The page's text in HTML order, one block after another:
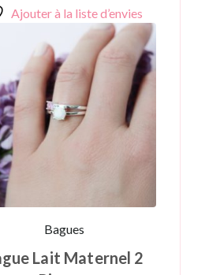
Ajouter à la liste d’envies
Bagues
Lait Maternel 2